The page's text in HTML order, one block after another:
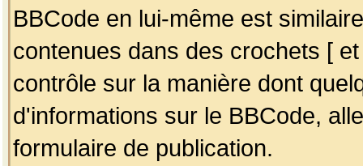
BBCode en lui-même est
contenues dans des crochets [
contrôle sur la manière dont
d'informations sur le BBCode,
formulaire de publication.